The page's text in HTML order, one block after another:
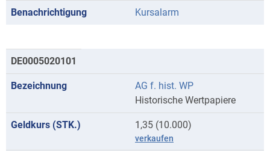
Kursalarm
DE0005020101
AG f. hist. WP
Historische Wertpapiere
1,35 (10.000)
verkaufen